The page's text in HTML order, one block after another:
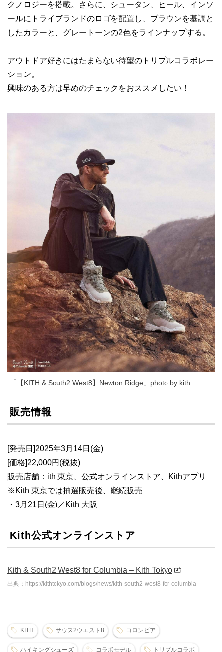
クノロジーを搭載。さらに、シュータン、ヒール、インソ
ールにトライブランドのロゴを配置し、ブラウンを基調と
したカラーと、グレートーンの2色をラインナップする。
アウトドア好きにはたまらない待望のトリプルコラボレー
ション。
興味のある方は早めのチェックをおススメしたい！
「【KITH & South2 West8】Newton Ridge」photo by kith
販売情報
[発売日]2025年3月14日(金)
[価格]22,000円(税抜)
販売店舗：ith 東京、公式オンラインストア、Kithアプリ
※Kith 東京では抽選販売後、継続販売
・3月21日(金)／Kith 大阪
Kith公式オンラインストア
Kith & South2 West8 for Columbia – Kith Tokyo
出典：https://kithtokyo.com/blogs/news/kith-south2-west8-for-columbia
KITH サウス2ウエスト8 コロンビア
ハイキングシューズ コラボモデル トリプルコラボ